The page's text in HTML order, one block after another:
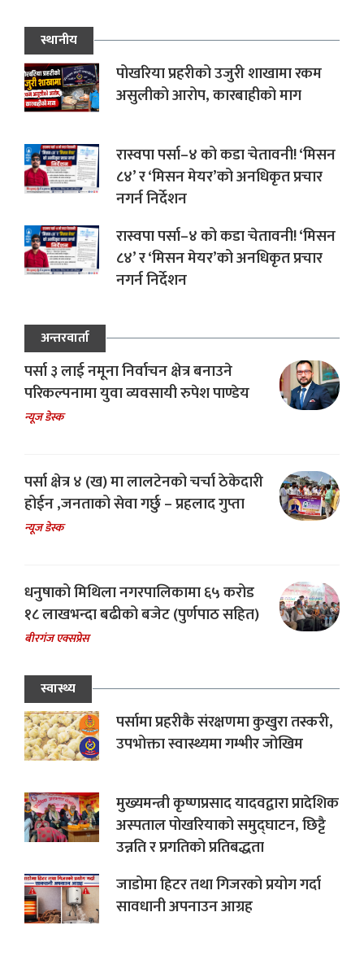
स्थानीय
पोखरिया प्रहरीको उजुरी शाखामा रकम
असुलीको आरोप, कारबाहीको माग
रास्वपा पर्सा–४ को कडा चेतावनी! ‘मिसन
८४’ र ‘मिसन मेयर’को अनधिकृत प्रचार
नगर्न निर्देशन
रास्वपा पर्सा–४ को कडा चेतावनी! ‘मिसन
८४’ र ‘मिसन मेयर’को अनधिकृत प्रचार
नगर्न निर्देशन
अन्तरवार्ता
पर्सा ३ लाई नमूना निर्वाचन क्षेत्र बनाउने
परिकल्पनामा युवा व्यवसायी रुपेश पाण्डेय
न्यूज डेस्क
पर्सा क्षेत्र ४ (ख) मा लालटेनको चर्चा ठेकेदारी
होईन ,जनताको सेवा गर्छु – प्रहलाद गुप्ता
न्यूज डेस्क
धनुषाको मिथिला नगरपालिकामा ६५ करोड
१८ लाखभन्दा बढीको बजेट (पुर्णपाठ सहित)
बीरगंज एक्सप्रेस
स्वास्थ्य
पर्सामा प्रहरीकै संरक्षणमा कुखुरा तस्करी,
उपभोक्ता स्वास्थ्यमा गम्भीर जोखिम
मुख्यमन्त्री कृष्णप्रसाद यादवद्वारा प्रादेशिक
अस्पताल पोखरियाको समुद्घाटन, छिट्टै
उन्नति र प्रगतिको प्रतिबद्धता
जाडोमा हिटर तथा गिजरको प्रयोग गर्दा
सावधानी अपनाउन आग्रह